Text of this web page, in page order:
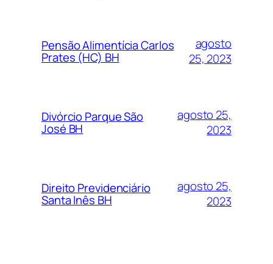
Pensão Alimentícia Carlos
Prates (HC) BH
agosto
25, 2023
Divórcio Parque São
José BH
agosto 25,
2023
Direito Previdenciário
Santa Inês BH
agosto 25,
2023